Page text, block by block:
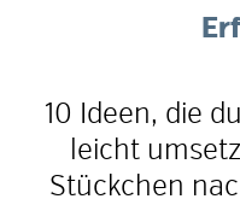
10 Ideen, die
leicht
Stückchen